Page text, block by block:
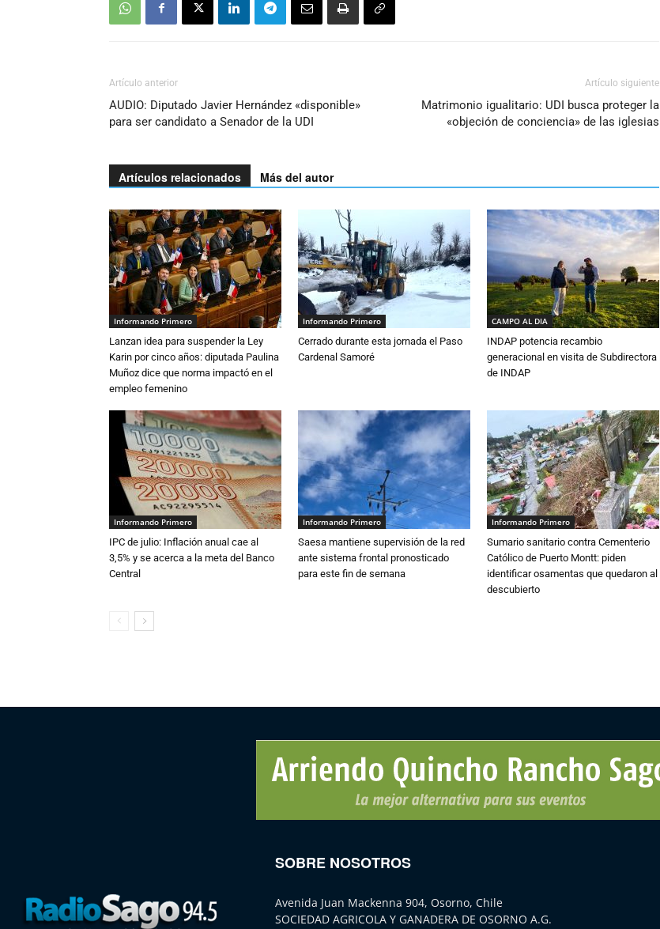
Artículo anterior
AUDIO: Diputado Javier Hernández «disponible»
para ser candidato a Senador de la UDI
Artículo siguiente
Matrimonio igualitario: UDI busca proteger la
«objeción de conciencia» de las iglesias
Artículos relacionados Más del autor
Informando Primero
Lanzan idea para suspender la Ley
Karin por cinco años: diputada Paulina
Muñoz dice que norma impactó en el
empleo femenino
Informando Primero
Cerrado durante esta jornada el Paso
Cardenal Samoré
CAMPO AL DIA
INDAP potencia recambio
generacional en visita de Subdirectora
de INDAP
Informando Primero
IPC de julio: Inflación anual cae al
3,5% y se acerca a la meta del Banco
Central
Informando Primero
Saesa mantiene supervisión de la red
ante sistema frontal pronosticado
para este fin de semana
Informando Primero
Sumario sanitario contra Cementerio
Católico de Puerto Montt: piden
identificar osamentas que quedaron al
descubierto
SOBRE NOSOTROS
Avenida Juan Mackenna 904, Osorno, Chile
SOCIEDAD AGRICOLA Y GANADERA DE OSORNO A.G.